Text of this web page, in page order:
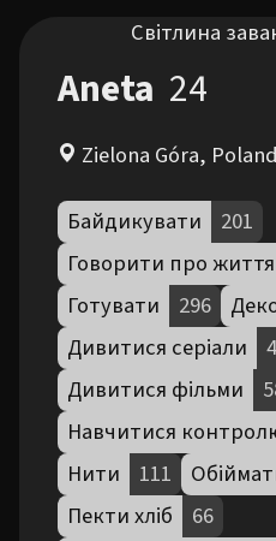
Світлина
Aneta 24
Zielona Góra, Poland
Байдикувати
201
Говорити про життя
Готувати
296
Дивитися серіали
Дивитися фільми
Навчитися
Нити
111
Пекти хліб
66